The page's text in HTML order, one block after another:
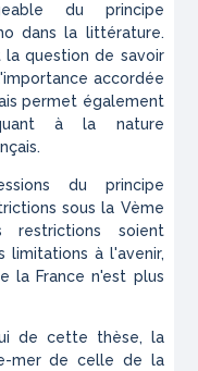
du principe
dans la littérature.
la question de savoir
accordée
permet également
à la nature
du principe
sous la Vème
soient
limitations à l'avenir,
la France n'est plus
de cette thèse, la
mer de celle de la